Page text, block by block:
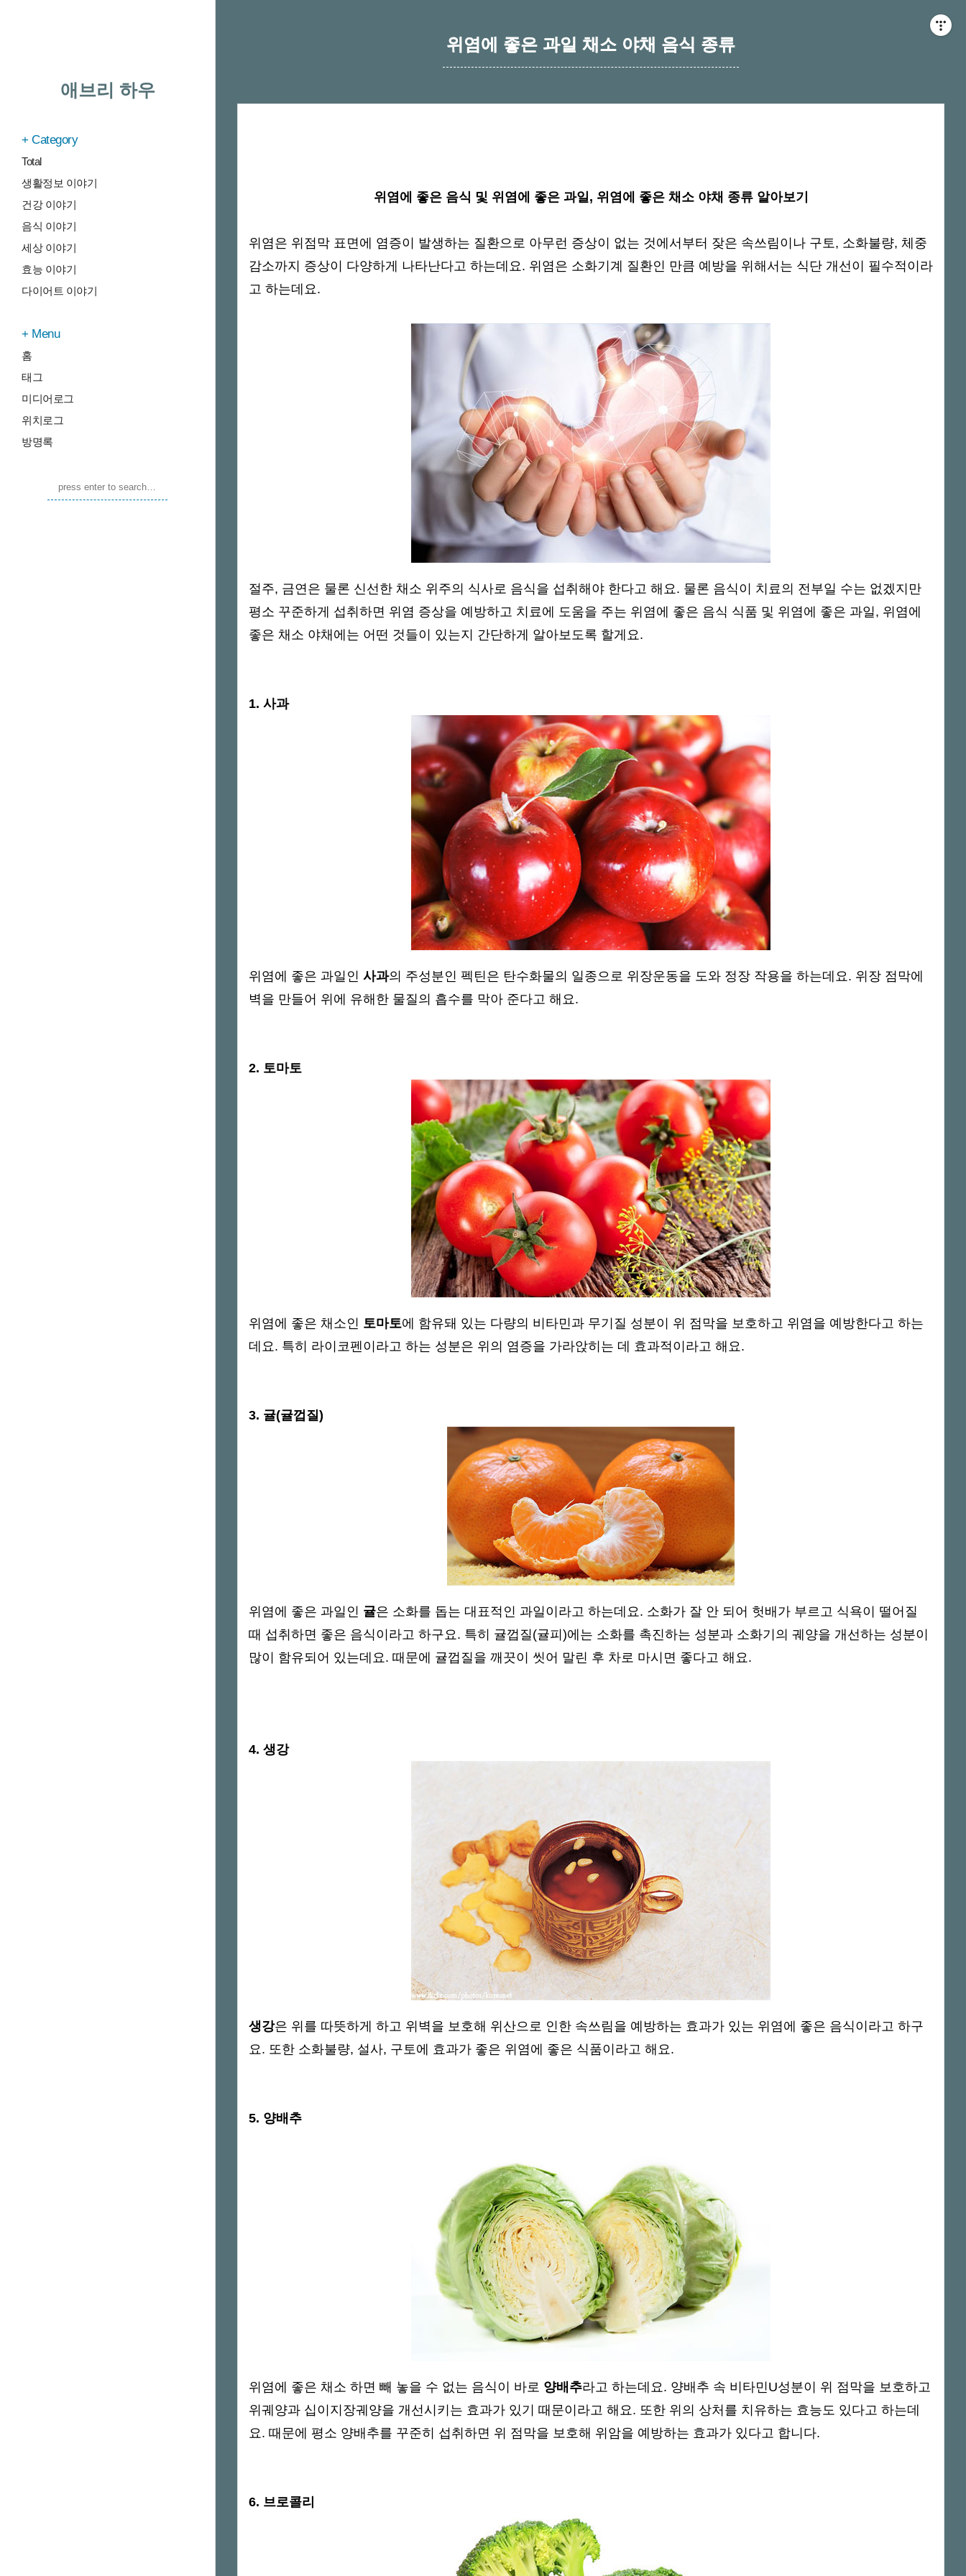
애브리 하우
Category
Total
생활정보 이야기
건강 이야기
음식 이야기
세상 이야기
효능 이야기
다이어트 이야기
Menu
홈
태그
미디어로그
위치로그
방명록
위염에 좋은 과일 채소 야채 음식 종류
위염에 좋은 음식 및 위염에 좋은 과일, 위염에 좋은 채소 야채 종류 알아보기
위염은 위점막 표면에 염증이 발생하는 질환으로 아무런 증상이 없는 것에서부터 잦은 속쓰림이나 구토, 소화불량, 체중
감소까지 증상이 다양하게 나타난다고 하는데요. 위염은 소화기계 질환인 만큼 예방을 위해서는 식단 개선이 필수적이라
고 하는데요.
절주, 금연은 물론 신선한 채소 위주의 식사로 음식을 섭취해야 한다고 해요. 물론 음식이 치료의 전부일 수는 없겠지만
평소 꾸준하게 섭취하면 위염 증상을 예방하고 치료에 도움을 주는 위염에 좋은 음식 식품 및 위염에 좋은 과일, 위염에
좋은 채소 야채에는 어떤 것들이 있는지 간단하게 알아보도록 할게요.
1. 사과
위염에 좋은 과일인 사과의 주성분인 펙틴은 탄수화물의 일종으로 위장운동을 도와 정장 작용을 하는데요. 위장 점막에
벽을 만들어 위에 유해한 물질의 흡수를 막아 준다고 해요.
2. 토마토
위염에 좋은 채소인 토마토에 함유돼 있는 다량의 비타민과 무기질 성분이 위 점막을 보호하고 위염을 예방한다고 하는
데요. 특히 라이코펜이라고 하는 성분은 위의 염증을 가라앉히는 데 효과적이라고 해요.
3. 귤(귤껍질)
위염에 좋은 과일인 귤은 소화를 돕는 대표적인 과일이라고 하는데요. 소화가 잘 안 되어 헛배가 부르고 식욕이 떨어질
때 섭취하면 좋은 음식이라고 하구요. 특히 귤껍질(귤피)에는 소화를 촉진하는 성분과 소화기의 궤양을 개선하는 성분이
많이 함유되어 있는데요. 때문에 귤껍질을 깨끗이 씻어 말린 후 차로 마시면 좋다고 해요.
4. 생강
생강은 위를 따뜻하게 하고 위벽을 보호해 위산으로 인한 속쓰림을 예방하는 효과가 있는 위염에 좋은 음식이라고 하구
요. 또한 소화불량, 설사, 구토에 효과가 좋은 위염에 좋은 식품이라고 해요.
5. 양배추
위염에 좋은 채소 하면 빼 놓을 수 없는 음식이 바로 양배추라고 하는데요. 양배추 속 비타민U성분이 위 점막을 보호하고
위궤양과 십이지장궤양을 개선시키는 효과가 있기 때문이라고 해요. 또한 위의 상처를 치유하는 효능도 있다고 하는데
요. 때문에 평소 양배추를 꾸준히 섭취하면 위 점막을 보호해 위암을 예방하는 효과가 있다고 합니다.
6. 브로콜리